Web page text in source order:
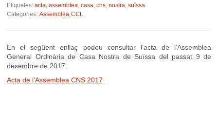
Etiquetes: acta, assemblea, casa, cns, nostra, suïssa
Categories: Assemblea,CCL
En el següent enllaç podeu consultar l’acta de l’Assemblea
General Ordinària de Casa Nostra de Suïssa del passat 9 de
desembre de 2017:
Acta de l’Assemblea CNS 2017